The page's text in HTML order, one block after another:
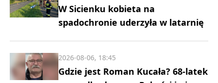
W Sicienku kobieta na
spadochronie uderzyła w latarnię
Gdzie jest Roman Kucała? 68-latek
2026-08-06, 18:45